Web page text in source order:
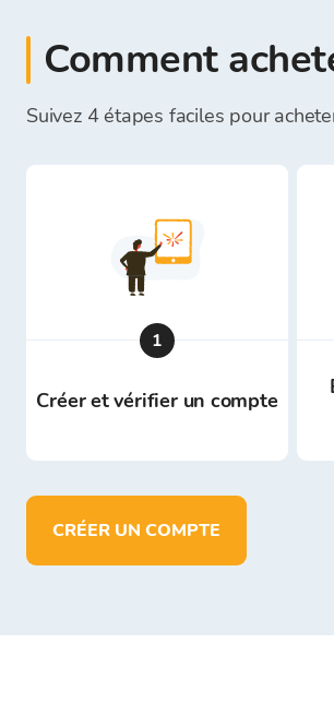
Comment
Suivez 4 étapes faciles pour
1
Créer et vérifier un compte
CRÉER UN COMPTE